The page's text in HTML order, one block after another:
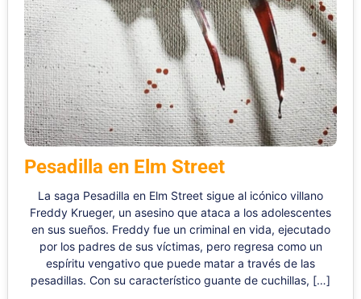
Pesadilla en Elm Street
La saga Pesadilla en Elm Street sigue al icónico villano
Freddy Krueger, un asesino que ataca a los adolescentes
en sus sueños. Freddy fue un criminal en vida, ejecutado
por los padres de sus víctimas, pero regresa como un
espíritu vengativo que puede matar a través de las
pesadillas. Con su característico guante de cuchillas, […]